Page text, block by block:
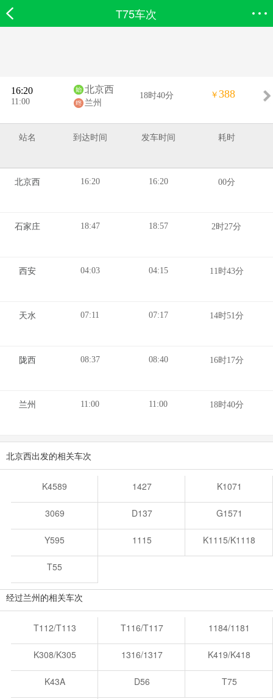
T75车次
16:20
11:00
北京西
兰州
18时40分 ￥ 388
站名 到达时间 发车时间 耗时
北京西 16:20 16:20 00分
石家庄 18:47 18:57 2时27分
西安 04:03 04:15 11时43分
天水 07:11 07:17 14时51分
陇西 08:37 08:40 16时17分
兰州 11:00 11:00 18时40分
北京西出发的相关车次
K4589 1427 K1071
3069 D137 G1571
Y595 1115 K1115/K1118
T55
经过兰州的相关车次
T112/T113 T116/T117 1184/1181
K308/K305 1316/1317 K419/K418
K43A D56 T75